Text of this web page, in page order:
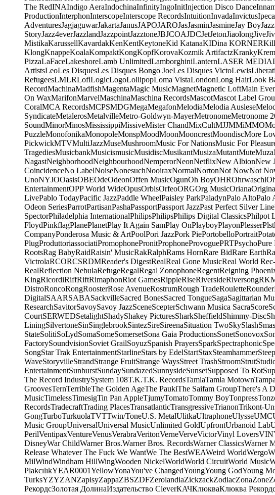
The RedINAIndigo AeraIndochinaInfinityIngoInitInjection Disco Dance
ProductionInterphonInterscopeInterscope RecordsIntuitionInvadaInvictus
AdventuresJagjaguwarJakartaJanusJAPOJAROJasJasminJasmineJay Boy
StoryJazz4everJazzlandJazzpointJazztoneJBJCOAJDCJetJetonJiaolongJive
MistikaKarussellKavardakKenKentKeytoneKid KatanaKIDina KORNERKill
KlongKnappeKoalaKompaktKongKopfKorovaKozmik ArtifactzKrankyKrem
PizzaLaFaceLakeshoreLamb UnlimitedLamborghiniLanternLASER MEDIA
ArtistsLeoLes DisquesLes Disques Bongo JoeLes Disques VictoLewis
RefugeesLMLRLofiLogicLogoLollipopLoma VistaLondonLong HairLook
RecordMachinaMadfishMagentaMagic MusicMagnetMagnetic LoftMain
On WaxMarifonMarvelMaschinaMaschina RecordsMascotMascot Label
CoralMCA RecordsMCPSMDGMegaMegafonMelodiaMelodia Auslese
SyndicateMetalerosMetalvilleMetro-Goldwyn-MayerMetronomeMetronome
SoundMinorMinosMississippiMissiveMister ChandMixCultMJJMMiMMO
PuzzleMonofonikaMonopoleMonspMoodMoonMooncrestMoondiscMore
PickwickMTVMultiJazzMuseMushroomMusic For NationsMusic For
TragediesMusicbankMusicismusicMusidiscMusikantMusizaMutantMuteMuza
NagastNeighborhoodNeighbourhoodNemperorNeonNetflixNew AlbionNew
CoincidenceNo LabelNoiseNonesuchNooiraxNormalNortonNot NowNot
UnoNYJOOasisOBEOdeOdeonOffen MusicOgunOh BoyOHROhrwaschl
EntertainmentOPP World WideOpusOrbisOrfeoORGOrg MusicOriana
LivePablo TodayPacific JazzPaddle WheelPaisley ParkPaladynPalo AltoPalo
Odeon SeriesParrotPartisanPashaPassportPassport JazzPast Perfect Silver Line
SpectorPhiladelphia InternationalPhilipsPhilipsPhilips Digital ClassicsPhilpot
FloydPinkflagPlanePlanetPlay It Again SamPlay OnPlayboyPlayonPlesser
CompanyPonderosa Music & ArtPoolPori JazzPork PiePortobelloPortrait
PlugProduttoriassociatiPromophonePronitProphoneProvoguePRTPsychoPure
RootsRag BabyRaidRaisin' MusicRakRalphRams HornRare BidRare Earth
VictrolaRCORCSRDMReader's DigestRealReal Gone MusicReal World
RealReflection NebulaRefugeRegalRegal ZonophoneRegentReigning
KingRicordiRiffRiftRimaphonRiot GamesRippleRiseRiversideRiversong
DistroRoncoRongRoosterRose AvenueRostrumRough TradeRouletteRounder
DigitalSAARSABASackvilleSacred BonesSacred TongueSagaSagittarian
ResearchSavitorSavoySavoy JazzSceneScepterSchwann Musica SacraScore
CourtSERWEDSetalightShadyShakey PicturesSharkSheffieldShimmy-Disc
LiningSilvertoneSinSinglebrookSintezSireSireenaSituation TwoSkySlash
StateSolitiSoLydSomaSomeSomersetSona Gaia ProductionsSonetSonovox
FactorySoundvisionSoviet GrailSoyuzSpanish PrayersSparkSpectraphonic
SongStar Trak EntertainmentStarlineStars by EdelStartStaxSteamhammer
WaveStoryvilleStrandStrange FruitStrange WaysStreet TrashStroomStrut
EntertainmentSunburstSundaySundazedSunnysideSunsetSupposed To Rot
The Record IndustrySystem 108T.K.T.K. RecordsTamlaTamla MotownTampa
GroovesTernTerribleThe Golden AgeThe PaukiThe Saifam GroupThere's A
MusicTimelessTimesigTin Pan AppleTjumyTomatoTommy BoyTonpress
RecordsTradecraftTrading PlacesTransatlanticTransgressiveTrianonTrikont-
GongTurboTurkuolaTVTTwin/ToneU.S. MetalUlitkaUltraphoneUlysseUMC
Music GroupUniversalUniversal MusicUnlimited GoldUpfrontUrbanoid Lab
PerilVentipaxVentureVenusVerabraVeritonVerneVerveVictorVinyl Lovers
DisneyWar ChildWarner Bros.Warner Bros. RecordsWarner ClassicsWarner
Release Whatever The Fuck We WantWe The BestWEAWeird WorldWergo
MilWindWindham HillWingWooden NickelWorldWorld CircuitWorld Music
PlakcılıkYEAR0001YellowYonaYou've ChangedYoungYoung GodYoung
TurksYZYZANZapisyZappaZBSZDFZerolandiaZickzackZodiacZonaZone
РекордсЗолотая ДолинаИздательство CleverКАЧКлюкваКлюква